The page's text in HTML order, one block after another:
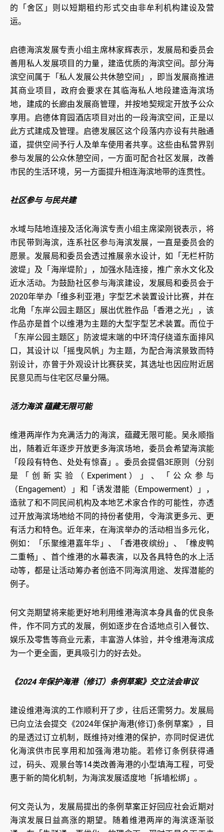
的「舍区」则以短期租约形式交由非牟利机构建设及营
运。
启德海滨发展专责小组主席林家辉表示，发展局和委员会
善用私人发展项目的力量，建造优质的海滨空间。部分海
滨空间属于「私人发展公共休憩空间」，即当发展商推进
其商业项目，政府会要求在其临海私人地段建造海滨场
地，建成的长廊由发展商管理，并按地契规定开放予公众
享用。启德体育园酒店项目对出的一段海滨空间，正是以
此方式建成及管理。启德发展区这个段落内亦设有共融通
道，提供空间予行人及单车使用者共享。这些由私营界别
参与发展的公众休憩空间，一方面可配合社区发展，改善
市民的生活环境，另一方面提升相连海滨地带的连贯性。
社区参与 与民共建
水域与陆地连接及活化海滨专责小组主席梁刚锐表示，将
市民带到海滨，连系社区参与海滨发展，一直是委员会的
愿景。发展局和委员会透过推展亲水设计，如「无栏杆防
波堤」及「海岸堤阶」，加强水陆连接，推广亲水文化及
近水活动。为鼓励社区参与海滨建设，发展局和委员会于
2020年举办「维多利亚港」字型艺术装置设计比赛，并在
北角「东岸公园主题区」展出优胜作品「香港之光」，该
作品亦是首个以维港为主题的大型字型艺术装置。而位于
「东岸公园主题区」防波堤末端的中环湾仔绕道东面排风
口，其设计以「摇曳风帆」为主题，为配合海滨景致而特
别设计，亦曾于外观设计比赛获奖，其选址也因应附近居
民意见而与住宅区尽量分隔。
活力海滨 蕴藏无限可能
维港两岸作为充满活力的海滨，蕴藏无限可能。吴永顺指
出，随着近年逐步开放更多海滨场地，委员会希望海滨能
「段段有特色、处处有惊喜」。委员会提倡3E原则（分别
是「创新实验（Experiment）」、「公众参与
（Engagement）」和「诱发潜能（Empowerment）」，
造就了和不同民间机构及本地艺术家合作的可能性，亦透
过开放海滨场地给不同的持份者使用，令海滨更多元、更
有活力和特色。近年来，在海滨举办的活动相当多元化，
例如：「乐聚维港嘉年华」、「香港夜缤纷」、「橡皮鸭
二重畅」、首个维港的水幕表演，以及各具特色的水上活
动等，都是让活动筹办者创造不同海滨用途、发挥潜能的
例子。
何文尧期望将来能更好地利用维港海滨本身具备的优良条
件，作不同方式的发展，例如逐步在合适地点引入餐饮、
娱乐及零售等商业元素，丰富游人体验，并令维港海滨成
为一个更全面，更具吸引力的好去处。
《2024 年保护海港（修订）条例草案》交立法会审议
建设维港海滨的工作顺利开了步，往后还需努力。发展局
已向立法会提交《2024年保护海港(修订)条例草案》，目
的是透过订立机制，既维持对维港的保护，亦同时促进优
化海滨供市民享用和加强海港功能。若修订条例获得通
过，码头、观景台等14类改善海港的小型填海工程，可受
惠于新的简化机制，为海滨发展适度地「拆墙松绑」。
何文尧认为，发展局提出的条例草案正好回应社会近期对
海滨发展日益高涨的期望。随着维港两岸的海滨逐渐驳